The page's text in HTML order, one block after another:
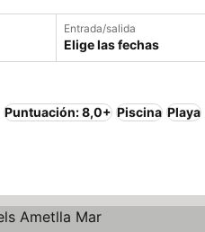
Entrada/salida
Elige las fechas
Puntuación: 8,0+ Piscina Playa